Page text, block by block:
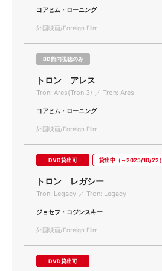
ヨアヒム・ローニング
外国映画/Foreign Film
BD館内視聴のみ
トロン アレス
Tron: Ares(Tron 3) ／ Tron: Ares
ヨアヒム・ローニング
外国映画/Foreign Film
DVD貸出可 貸出中（～2025/10/22）
トロン レガシー
Tron: Legacy ／ Tron: Legacy
ジョセフ・コジンスキー
外国映画/Foreign Film
DVD貸出可